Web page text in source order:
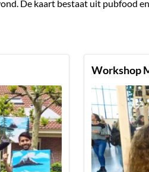
De kaart bestaat uit pubfood
Workshop